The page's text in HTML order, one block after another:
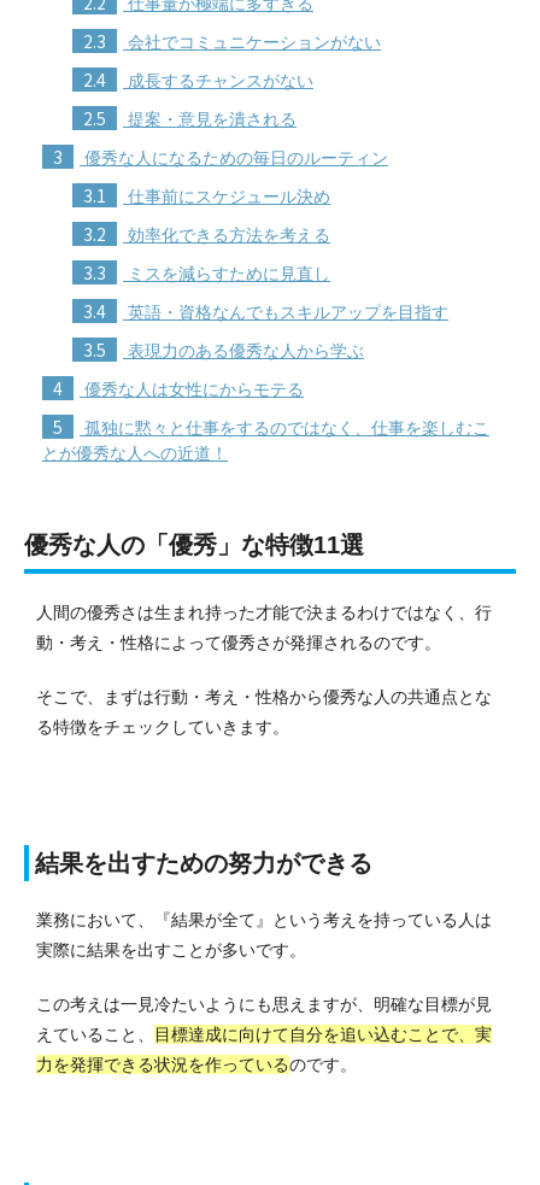
2.3 会社でコミュニケーションがない
2.4 成長するチャンスがない
2.5 提案・意見を潰される
3 優秀な人になるための毎日のルーティン
3.1 仕事前にスケジュール決め
3.2 効率化できる方法を考える
3.3 ミスを減らすために見直し
3.4 英語・資格なんでもスキルアップを目指す
3.5 表現力のある優秀な人から学ぶ
4 優秀な人は女性にからモテる
5
孤独に黙々と仕事をするのではなく、仕事を楽しむこ
とが優秀な人への近道！
優秀な人の「優秀」な特徴11選
人間の優秀さは生まれ持った才能で決まるわけではなく、行
動・考え・性格によって優秀さが発揮されるのです。
そこで、まずは行動・考え・性格から優秀な人の共通点とな
る特徴をチェックしていきます。
結果を出すための努力ができる
業務において、『結果が全て』という考えを持っている人は
実際に結果を出すことが多いです。
この考えは一見冷たいようにも思えますが、明確な目標が見
えていること、
目標達成に向けて自分を追い込むことで、実
力を発揮できる状況を作っているのです。